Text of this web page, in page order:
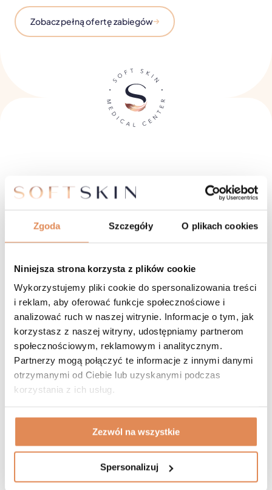
Zgoda Szczegóły O plikach cookies
Niniejsza strona korzysta z plików cookie
Wykorzystujemy pliki cookie do spersonalizowania treści
i reklam, aby oferować funkcje społecznościowe i
analizować ruch w naszej witrynie. Informacje o tym, jak
korzystasz z naszej witryny, udostępniamy partnerom
społecznościowym, reklamowym i analitycznym.
Partnerzy mogą połączyć te informacje z innymi danymi
otrzymanymi od Ciebie lub uzyskanymi podczas
korzystania z ich usług.
Zezwól na wszystkie
Spersonalizuj
Zobacz pełną ofertę zabiegów
Skontaktuj się z nami.
Soft Skin Medical Center
Poniedziałek-Piątek: 09:00 – 20:00
Sobota: 09:00 – 15:00
Imię i nazwisko
Numer telefonu